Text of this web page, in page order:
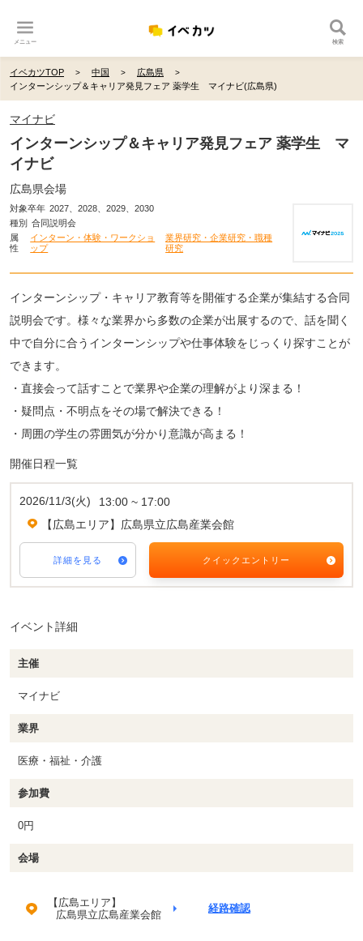
メニュー 検索
イベカツTOP 中国
広島県
インターンシップ＆キャリア発見フェア 薬学生 マイナビ(広島県)
マイナビ
インターンシップ＆キャリア発見フェア 薬学生 マ
イナビ
広島県会場
対象卒年 2027、2028、2029、2030
種別 合同説明会
属
性
インターン・体験・ワークショ
ップ
業界研究・企業研究・職種
研究
インターンシップ・キャリア教育等を開催する企業が集結する合同
説明会です。様々な業界から多数の企業が出展するので、話を聞く
中で自分に合うインターンシップや仕事体験をじっくり探すことが
できます。
・直接会って話すことで業界や企業の理解がより深まる！
・疑問点・不明点をその場で解決できる！
・周囲の学生の雰囲気が分かり意識が高まる！
開催日程一覧
2026/11/3(火)
13:00 ~ 17:00
【広島エリア】広島県立広島産業会館
詳細を見る クイックエントリー
イベント詳細
主催
マイナビ
業界
医療・福祉・介護
参加費
0円
会場
【広島エリア】
広島県立広島産業会館
経路確認